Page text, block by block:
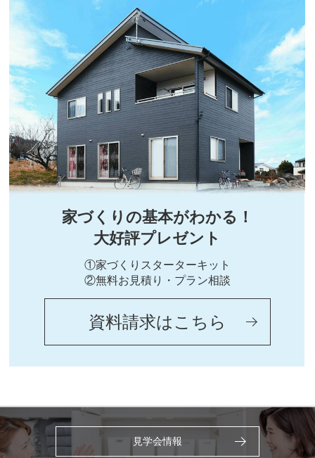
家づくりの基本がわかる！
大好評プレゼント
①家づくりスターターキット
②無料お見積り・プラン相談
資料請求はこちら
見学会情報